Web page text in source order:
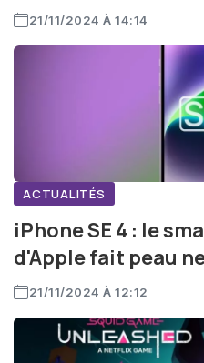
21/11/2024 À 14:14
ACTUALITÉS
iPhone SE 4 : le
d'Apple fait peau
21/11/2024 À 12:12